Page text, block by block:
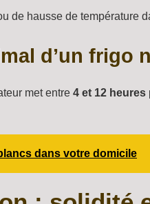
de hausse de température
d’un frigo
met entre 4 et 12 heures
dans votre domicile